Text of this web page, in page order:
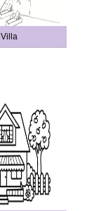
Villa